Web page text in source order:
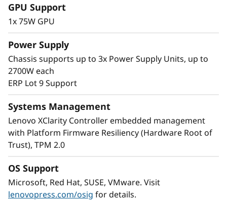
a
D
e
n
d
a
d
Optimización flexible de cargas de trabajo
El formato modular multinodo del SD530 V3
aumenta la flexibilidad de su espacio en
bastidor. Comience con un nodo y haga
necesite; puede combinar nodos en el mismo
chasis para satisfacer sus necesidades de
procesamiento.
Con el doble de densidad, los clientes de COLO
aumentar fácilmente el número de usuarios
aumentando la densidad de la máquina virtual
en dimensiones reducidas.
GPU Support
1x 75W GPU
Power Supply
Chassis supports up to 3x Power Supply Units, up to
2700W each
ERP Lot 9 Support
Systems Management
Lenovo XClarity Controller embedded management
with Platform Firmware Resiliency (Hardware Root of
Trust), TPM 2.0
OS Support
Microsoft, Red Hat, SUSE, VMware. Visit
lenovopress.com/osig for details.